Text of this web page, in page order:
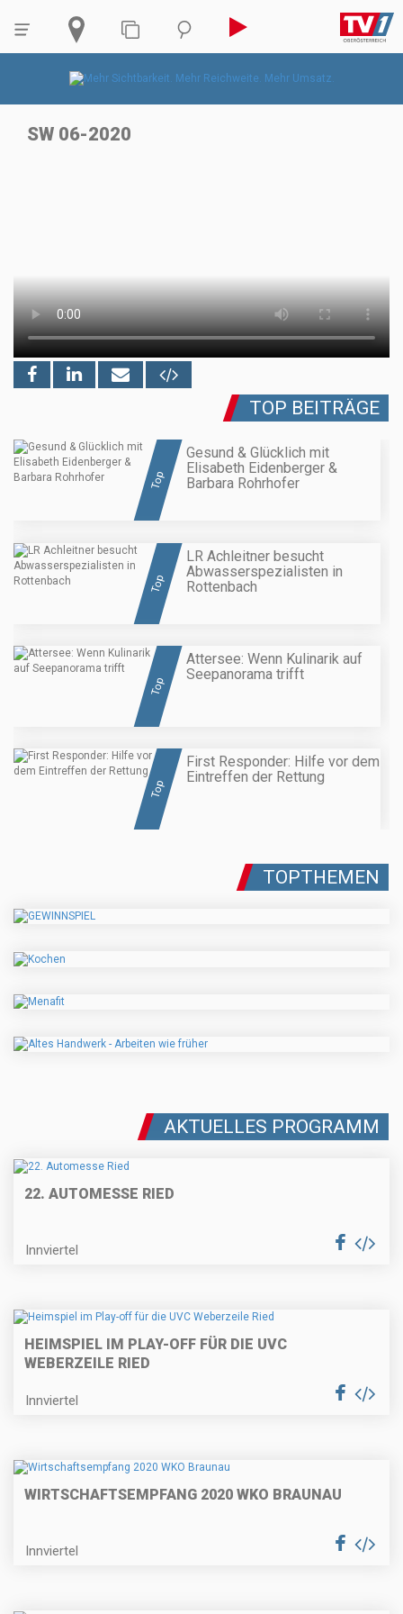
SW 06-2020
TOP BEITRÄGE
Top
Gesund & Glücklich mit
Elisabeth Eidenberger &
Barbara Rohrhofer
Top
LR Achleitner besucht
Abwasserspezialisten in
Rottenbach
Top
Attersee: Wenn Kulinarik auf
Seepanorama trifft
Top
First Responder: Hilfe vor dem
Eintreffen der Rettung
TOPTHEMEN
AKTUELLES PROGRAMM
22. AUTOMESSE RIED
Innviertel
HEIMSPIEL IM PLAY-OFF FÜR DIE UVC
WEBERZEILE RIED
Innviertel
WIRTSCHAFTSEMPFANG 2020 WKO BRAUNAU
Innviertel